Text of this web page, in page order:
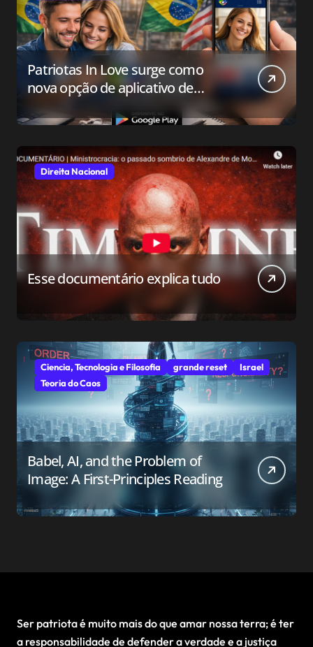
Patriotas In Love surge como
nova opção de aplicativo de
relacionamento para o público
conservador
Direita Nacional
Esse documentário explica tudo
Ciencia, Tecnologia e Filosofia grande reset
Israel
Teoria do Caos
Babel, AI, and the Problem of
Image: A First-Principles Reading
Ser patriota é muito mais do que amar nossa terra; é ter
a responsabilidade de defender a verdade e a justiça